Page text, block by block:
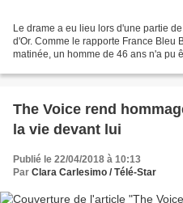
Le drame a eu lieu lors d'une partie
d'Or. Comme le rapporte France Bleu
matinée, un homme de 46 ans n'a pu
The Voice rend
la vie devant lui
Publié le 22/04/2018 à 10:13
Par Clara Carlesimo / Télé-Star